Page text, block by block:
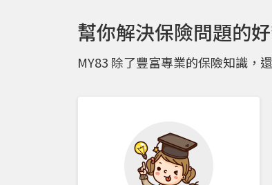
幫你解決保險問題的
MY83 除了豐富專業的保險知識，